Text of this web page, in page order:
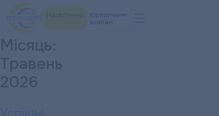
Юридичним
особам
Місяць:
Травень
2026